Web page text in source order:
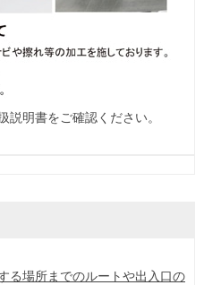
明書をご確認ください。
る場所までのルートや出入口の